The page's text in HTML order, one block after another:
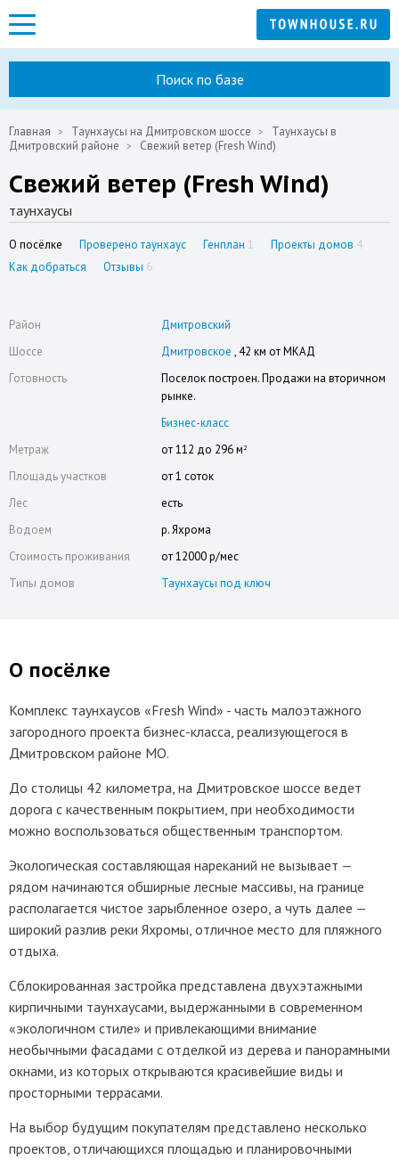
Поиск по базе
Главная Таунхаусы на Дмитровском шоссе
Таунхаусы в
Дмитровский районе
Свежий ветер (Fresh Wind)
Свежий ветер (Fresh Wind)
таунхаусы
О посёлке Проверено таунхаус Генплан 1 Проекты домов 4
Как добраться
Отзывы 6
Район
Дмитровский
Шоссе
Дмитровское , 42 км от МКАД
Готовность
Поселок построен. Продажи на вторичном
рынке.
Бизнес-класс
Метраж
от 112 до 296 м 2
Площадь участков
от 1 соток
Лес
есть
Водоем
р. Яхрома
Стоимость проживания
от 12000 р/мес
Типы домов
Таунхаусы под ключ
О посёлке
Комплекс таунхаусов «Fresh Wind» - часть малоэтажного
загородного проекта бизнес-класса, реализующегося в
Дмитровском районе МО.
До столицы 42 километра, на Дмитровское шоссе ведет
дорога с качественным покрытием, при необходимости
можно воспользоваться общественным транспортом.
Экологическая составляющая нареканий не вызывает —
рядом начинаются обширные лесные массивы, на границе
располагается чистое зарыбленное озеро, а чуть далее —
широкий разлив реки Яхромы, отличное место для пляжного
отдыха.
Сблокированная застройка представлена двухэтажными
кирпичными таунхаусами, выдержанными в современном
«экологичном стиле» и привлекающими внимание
необычными фасадами с отделкой из дерева и панорамными
окнами, из которых открываются красивейшие виды и
просторными террасами.
На выбор будущим покупателям представлено несколько
проектов, отличающихся площадью и планировочными